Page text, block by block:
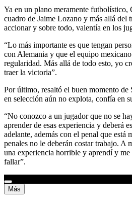
Ya en un plano meramente futbolístico,
cuadro de Jaime Lozano y más allá del
accionar y sobre todo, valentía en los
“Lo más importante es que tengan
con Alemania y que el equipo
regularidad. Más allá de todo esto, yo
traer la victoria”.
Por último, resaltó el buen momento de
en selección aún no explota, confía en
“No conozco a un jugador que no se
aprender de esas experiencia y deberá
adelante, además con el penal que está
penales no le deberán costar trabajo. A
una experiencia horrible y aprendí y
fallar”.
Más